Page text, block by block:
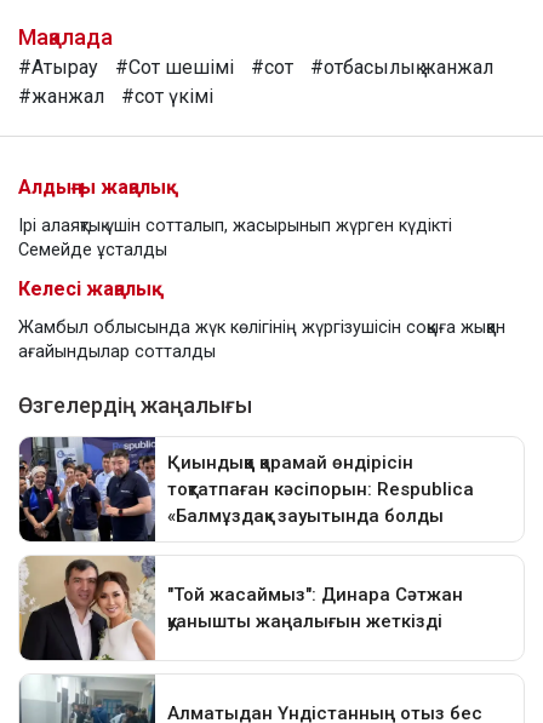
Мақалада
#Атырау #Сот шешімі #сот
#отбасылық жанжал
#жанжал
#сот үкімі
Алдыңғы жаңалық
Ірі алаяқтық үшін сотталып, жасырынып жүрген күдікті
Семейде ұсталды
Келесі жаңалық
Жамбыл облысында жүк көлігінің жүргізушісін соққыға жыққан
ағайындылар сотталды